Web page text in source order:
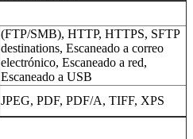
(FTP/SMB), HTTP, HTTPS, SFTP
destinations, Escaneado a correo
electrónico, Escaneado a red,
Escaneado a USB
JPEG, PDF, PDF/A, TIFF, XPS